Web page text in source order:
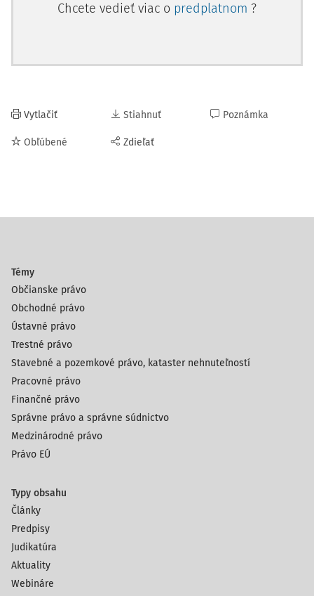
Chcete vedieť viac o predplatnom ?
Vytlačiť
Obľúbené
Stiahnuť
Zdieľať
Poznámka
Témy
Občianske právo
Obchodné právo
Ústavné právo
Trestné právo
Stavebné a pozemkové právo, kataster nehnuteľností
Pracovné právo
Finančné právo
Správne právo a správne súdnictvo
Medzinárodné právo
Právo EÚ
Typy obsahu
Články
Predpisy
Judikatúra
Aktuality
Webináre